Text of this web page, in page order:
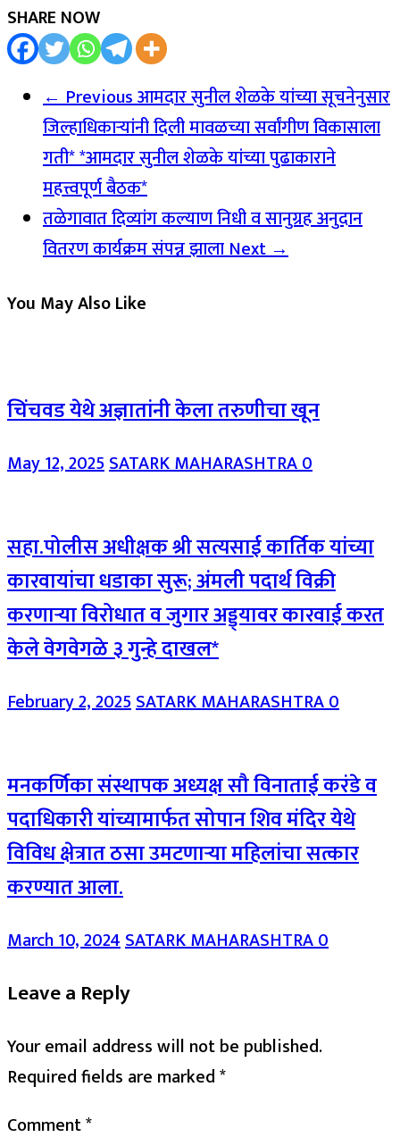
SHARE NOW
← Previousआमदार सुनील शेळके यांच्या सूचनेनुसार
जिल्हाधिकाऱ्यांनी दिली मावळच्या सर्वांगीण विकासाला
गती* *आमदार सुनील शेळके यांच्या पुढाकाराने
महत्त्वपूर्ण बैठक*
तळेगावात दिव्यांग कल्याण निधी व सानुग्रह अनुदान
वितरण कार्यक्रम संपन्न झालाNext →
You May Also Like
चिंचवड येथे अज्ञातांनी केला तरुणीचा खून
May 12, 2025SATARK MAHARASHTRA0
सहा.पोलीस अधीक्षक श्री सत्यसाई कार्तिक यांच्या
कारवायांचा धडाका सुरू; अंमली पदार्थ विक्री
करणाऱ्या विरोधात व जुगार अड्ड्यावर कारवाई करत
केले वेगवेगळे ३ गुन्हे दाखल*
February 2, 2025SATARK MAHARASHTRA0
मनकर्णिका संस्थापक अध्यक्ष सौ विनाताई करंडे व
पदाधिकारी यांच्यामार्फत सोपान शिव मंदिर येथे
विविध क्षेत्रात ठसा उमटणाऱ्या महिलांचा सत्कार
करण्यात आला.
March 10, 2024SATARK MAHARASHTRA0
Leave a Reply
Your email address will not be published.
Required fields are marked*
Comment*